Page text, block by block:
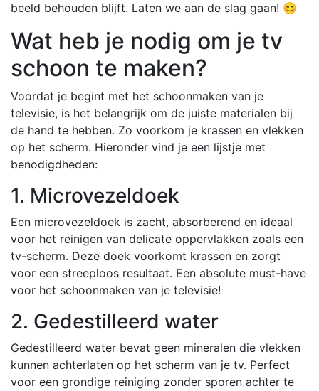
beeld behouden blijft. Laten we aan de slag gaan! 😊
Wat heb je nodig om je tv
schoon te maken?
Voordat je begint met het schoonmaken van je
televisie, is het belangrijk om de juiste materialen bij
de hand te hebben. Zo voorkom je krassen en vlekken
op het scherm. Hieronder vind je een lijstje met
benodigdheden:
1. Microvezeldoek
Een microvezeldoek is zacht, absorberend en ideaal
voor het reinigen van delicate oppervlakken zoals een
tv-scherm. Deze doek voorkomt krassen en zorgt
voor een streeploos resultaat. Een absolute must-have
voor het schoonmaken van je televisie!
2. Gedestilleerd water
Gedestilleerd water bevat geen mineralen die vlekken
kunnen achterlaten op het scherm van je tv. Perfect
voor een grondige reiniging zonder sporen achter te